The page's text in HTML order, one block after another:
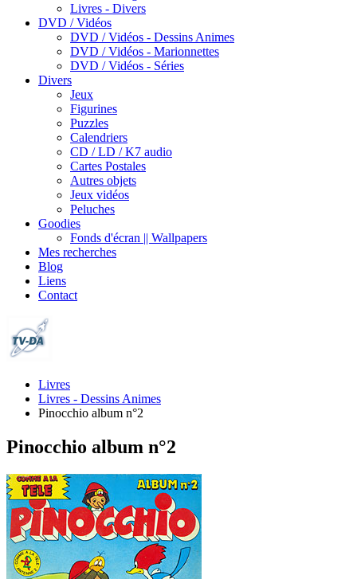
Livres - Divers
DVD / Vidéos
DVD / Vidéos - Dessins Animes
DVD / Vidéos - Marionnettes
DVD / Vidéos - Séries
Divers
Jeux
Figurines
Puzzles
Calendriers
CD / LD / K7 audio
Cartes Postales
Autres objets
Jeux vidéos
Peluches
Goodies
Fonds d'écran || Wallpapers
Mes recherches
Blog
Liens
Contact
Livres
Livres - Dessins Animes
Pinocchio album n°2
Pinocchio album n°2